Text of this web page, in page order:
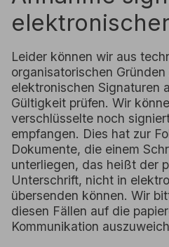
Leider können wir aus
organisatorischen
elektronischen Signaturen
Gültigkeit prüfen. Wir
verschlüsselte noch
empfangen. Dies hat zur
Dokumente, die einem
unterliegen, das heißt der
Unterschrift, nicht in
übersenden können. Wir
diesen Fällen auf die
Kommunikation